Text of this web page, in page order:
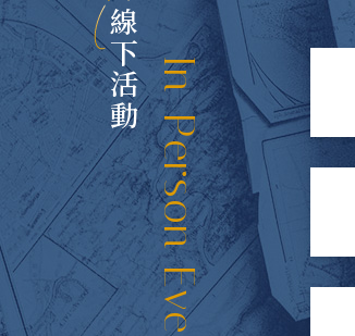
線下活動In-Person Events